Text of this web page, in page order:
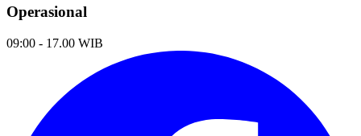
Operasional
09:00 - 17.00 WIB